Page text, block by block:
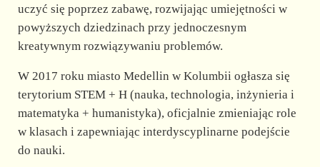
uczyć się poprzez zabawę, rozwijając umiejętności w
powyższych dziedzinach przy jednoczesnym
kreatywnym rozwiązywaniu problemów.
W 2017 roku miasto Medellin w Kolumbii ogłasza się
terytorium STEM + H (nauka, technologia, inżynieria i
matematyka + humanistyka), oficjalnie zmieniając role
w klasach i zapewniając interdyscyplinarne podejście
do nauki.